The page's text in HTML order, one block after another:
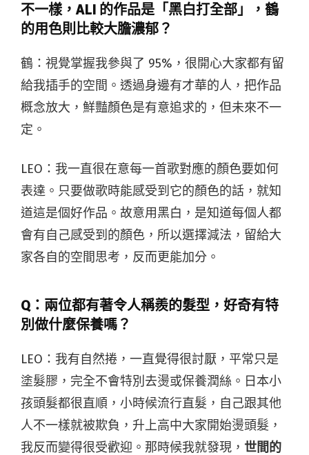
不一樣，ALI 的作品是「黑白打全部」，鶴
的用色則比較大膽濃郁？
鶴：視覺掌握我參與了 95%，很開心大家都有留
給我插手的空間。透過身邊有才華的人，把作品
概念放大，鮮豔顏色是有意追求的，但未來不一
定。
LEO：我一直很在意每一首歌對應的顏色要如何
表達。只要做歌時能感受到它的顏色的話，就知
道這是個好作品。故意用黑白，是知道每個人都
會有自己感受到的顏色，所以選擇減法，留給大
家各自的空間思考，反而更能加分。
Q： 兩位都有著令人稱羨的髮型，好奇有特
別做什麼保養嗎？
LEO：我有自然捲，一直覺得很討厭，平常只是
塗髮膠，完全不會特別去燙或保養潤絲。日本小
孩頭髮都很直順，小時候流行直髮，自己跟其他
人不一樣就被欺負，升上高中大家開始燙頭髮，
我反而變得很受歡迎。那時候我就發現， 世間的